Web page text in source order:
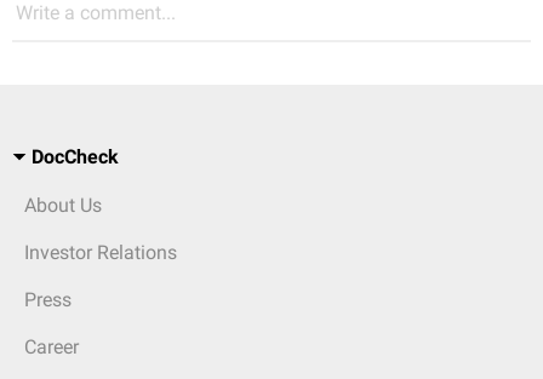
Write a comment...
DocCheck
About Us
Investor Relations
Press
Career